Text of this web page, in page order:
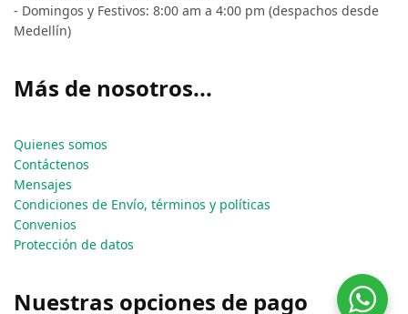
- Domingos y Festivos: 8:00 am a 4:00 pm (despachos desde
Medellín)
Más de nosotros...
Quienes somos
Contáctenos
Mensajes
Condiciones de Envío, términos y políticas
Convenios
Protección de datos
Nuestras opciones de pago